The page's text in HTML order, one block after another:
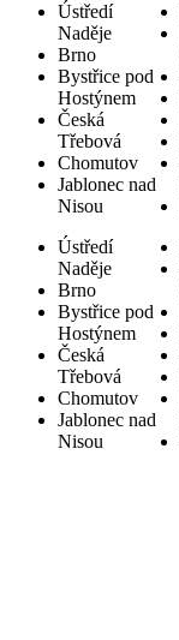
Ústředí
Naděje
Brno
Bystřice pod
Hostýnem
Česká
Třebová
Chomutov
Jablonec nad
Nisou
Ústředí
Naděje
Brno
Bystřice pod
Hostýnem
Česká
Třebová
Chomutov
Jablonec nad
Nisou